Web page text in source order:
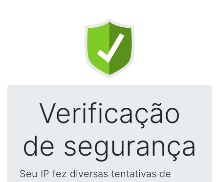
Verificação
de segurança
Seu IP fez diversas tentativas de